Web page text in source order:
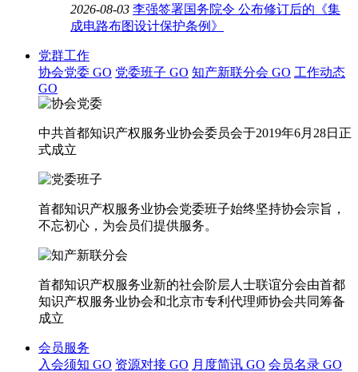
2026-08-03 李强签署国务院令 公布修订后的《集
成电路布图设计保护条例》
党群工作
协会党委 GO 党委班子 GO 知产新联分会 GO 工作动态
GO
中共首都知识产权服务业协会委员会于2019年6月28日正
式成立
首都知识产权服务业协会党委班子始终坚持协会宗旨，
不忘初心，为会员们提供服务。
首都知识产权服务业新的社会阶层人士联谊分会由首都
知识产权服务业协会和北京市专利代理师协会共同筹备
成立
会员服务
入会须知 GO 资源对接 GO 月度简讯 GO 会员名录 GO